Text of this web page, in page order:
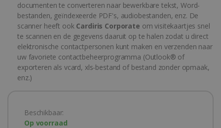
documenten te converteren naar bewerkbare tekst, Word-
bestanden, geïndexeerde PDF's, audiobestanden, enz. De
scanner heeft ook Cardiris Corporate om visitekaartjes snel
te scannen en de gegevens daaruit op te halen zodat u direct
elektronische contactpersonen kunt maken en verzenden naar
uw favoriete contactbeheerprogramma (Outlook® of
exporteren als vcard, xls-bestand of bestand zonder opmaak,
enz.)
Beschikbaar:
Op voorraad